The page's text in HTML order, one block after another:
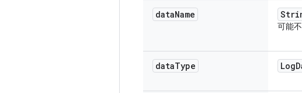
dataName
可能
dataType Log